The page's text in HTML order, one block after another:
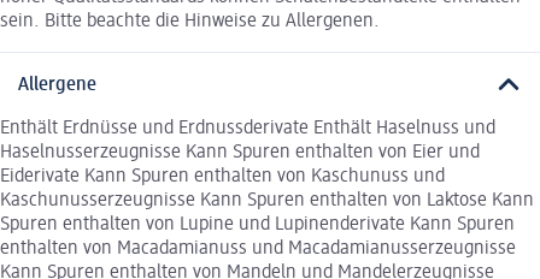
sein. Bitte beachte die Hinweise zu Allergenen.
Allergene
Enthält Erdnüsse und Erdnussderivate Enthält Haselnuss und
Haselnusserzeugnisse Kann Spuren enthalten von Eier und
Eiderivate Kann Spuren enthalten von Kaschunuss und
Kaschunusserzeugnisse Kann Spuren enthalten von Laktose Kann
Spuren enthalten von Lupine und Lupinenderivate Kann Spuren
enthalten von Macadamianuss und Macadamianusserzeugnisse
Kann Spuren enthalten von Mandeln und Mandelerzeugnisse